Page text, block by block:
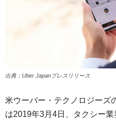
出典：Uber Japanプレスリリース
米ウーバー・テクノロジーズ
は2019年3月4日、タクシー